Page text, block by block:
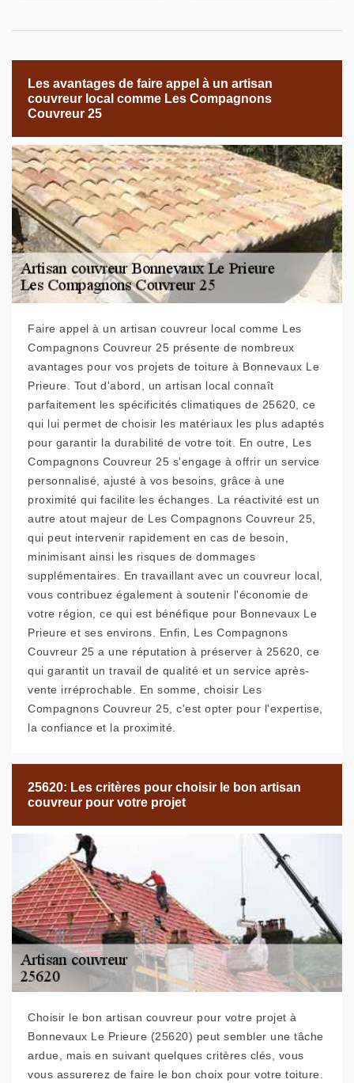
Les avantages de faire appel à un artisan
couvreur local comme Les Compagnons
Couvreur 25
Faire appel à un artisan couvreur local comme Les
Compagnons Couvreur 25 présente de nombreux
avantages pour vos projets de toiture à Bonnevaux Le
Prieure. Tout d'abord, un artisan local connaît
parfaitement les spécificités climatiques de 25620, ce
qui lui permet de choisir les matériaux les plus adaptés
pour garantir la durabilité de votre toit. En outre, Les
Compagnons Couvreur 25 s'engage à offrir un service
personnalisé, ajusté à vos besoins, grâce à une
proximité qui facilite les échanges. La réactivité est un
autre atout majeur de Les Compagnons Couvreur 25,
qui peut intervenir rapidement en cas de besoin,
minimisant ainsi les risques de dommages
supplémentaires. En travaillant avec un couvreur local,
vous contribuez également à soutenir l'économie de
votre région, ce qui est bénéfique pour Bonnevaux Le
Prieure et ses environs. Enfin, Les Compagnons
Couvreur 25 a une réputation à préserver à 25620, ce
qui garantit un travail de qualité et un service après-
vente irréprochable. En somme, choisir Les
Compagnons Couvreur 25, c'est opter pour l'expertise,
la confiance et la proximité.
25620: Les critères pour choisir le bon artisan
couvreur pour votre projet
Choisir le bon artisan couvreur pour votre projet à
Bonnevaux Le Prieure (25620) peut sembler une tâche
ardue, mais en suivant quelques critères clés, vous
vous assurerez de faire le bon choix pour votre toiture.